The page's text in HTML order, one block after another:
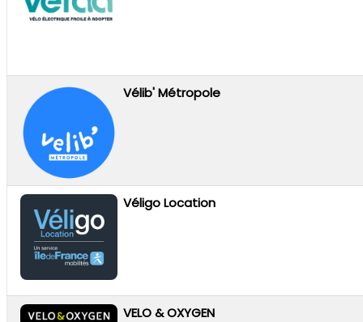
Vélib' Métropole
Véligo Location
VELO & OXYGEN